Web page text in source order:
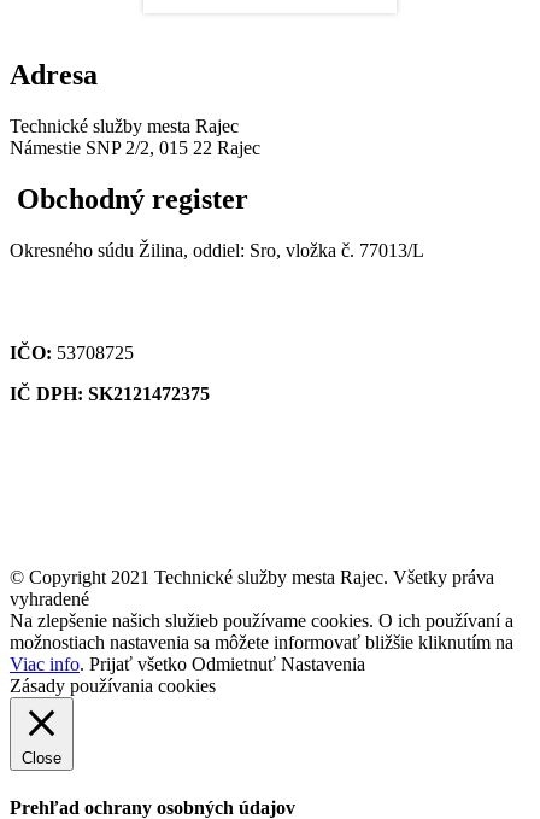
Adresa
Technické služby mesta Rajec
Námestie SNP 2/2, 015 22 Rajec
Obchodný register
Okresného súdu Žilina, oddiel: Sro, vložka č. 77013/L
IČO: 53708725
IČ DPH: SK2121472375
© Copyright 2021 Technické služby mesta Rajec. Všetky práva
vyhradené
Na zlepšenie našich služieb používame cookies. O ich používaní a
možnostiach nastavenia sa môžete informovať bližšie kliknutím na
Viac info. Prijať všetko Odmietnuť Nastavenia
Zásady používania cookies
Close
Prehľad ochrany osobných údajov